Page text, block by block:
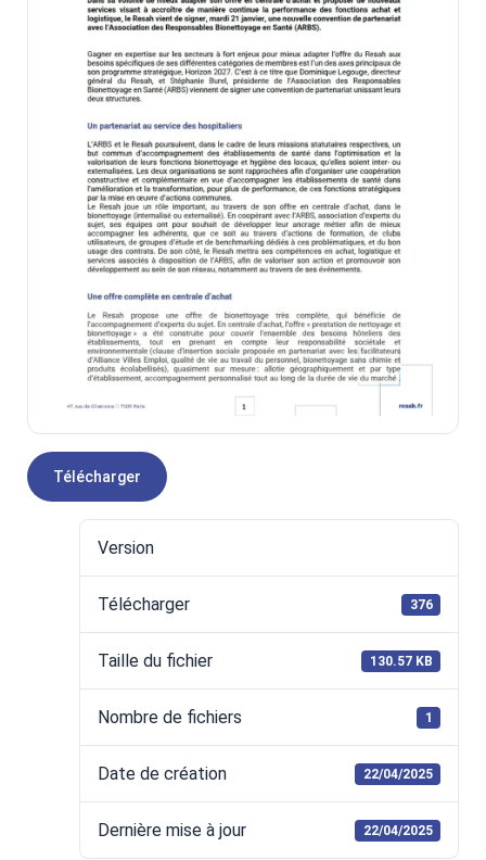
Télécharger
Version
Télécharger 376
Taille du fichier 130.57 KB
Nombre de fichiers 1
Date de création 22/04/2025
Dernière mise à jour 22/04/2025